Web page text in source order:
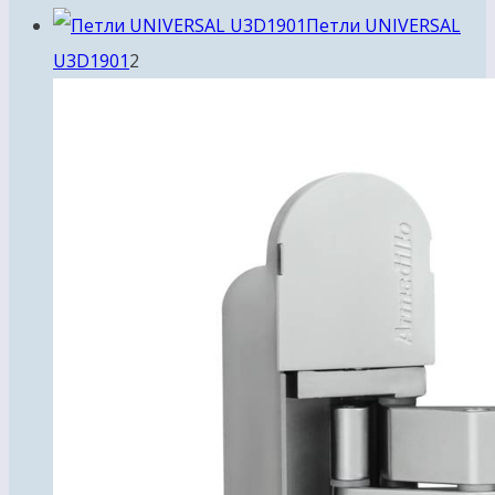
товара
Петли UNIVERSAL
U3D19012